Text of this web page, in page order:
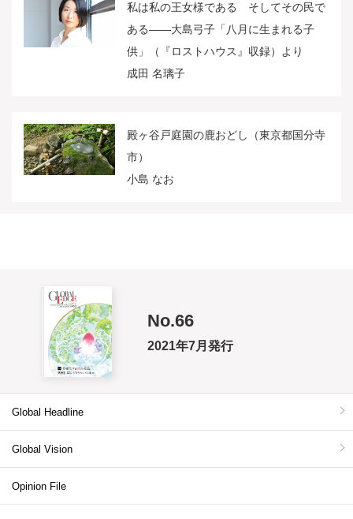
私は私の王女様である そしてその民で
ある――大島弓子「八月に生まれる子
供」（『ロストハウス』収録）より
成田 名璃子
殿ヶ谷戸庭園の鹿おどし（東京都国分寺
市）
小島 なお
No.66
2021年7月発行
Global Headline
Global Vision
Opinion File